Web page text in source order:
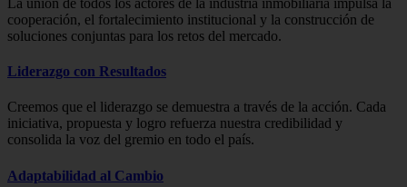
cooperación, el fortalecimiento institucional y la construcción de
soluciones conjuntas para los retos del mercado.
Liderazgo con Resultados
Creemos que el liderazgo se demuestra a través de la acción. Cada
iniciativa, propuesta y logro refuerza nuestra credibilidad y
consolida la voz del gremio en todo el país.
Adaptabilidad al Cambio